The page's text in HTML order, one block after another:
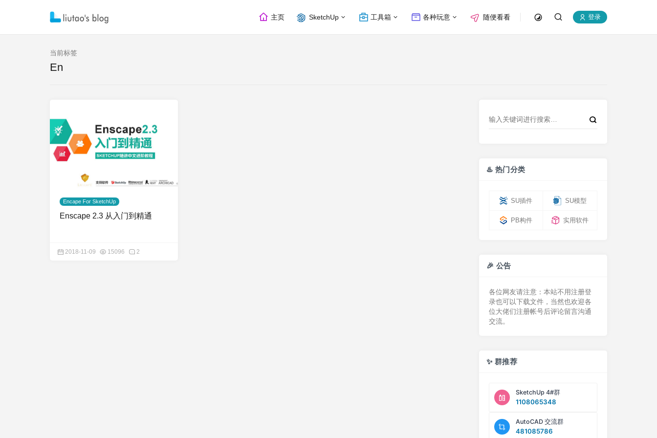
主页 SketchUp 工具箱 各种玩意 随便看看 登录
当前标签
En
Encape For SketchUp
Enscape 2.3 从入门到精通
2018-11-09 15096 2
♨️ 热门分类
SU插件 SU模型
PB构件 实用软件
🎉 公告
各位网友请注意：本站不用注册登
录也可以下载文件，当然也欢迎各
位大佬们注册帐号后评论留言沟通
交流。
✨ 群推荐
SketchUp 4#群
1108065348
AutoCAD 交流群
481085786